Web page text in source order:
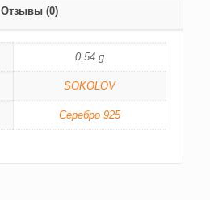
Отзывы (0)
0.54 g
SOKOLOV
Серебро 925